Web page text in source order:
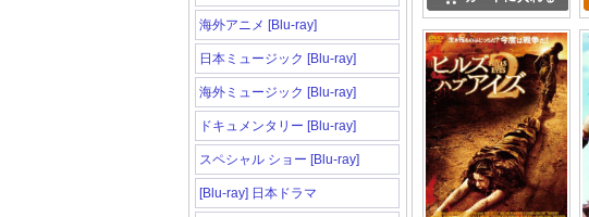
海外アニメ [Blu-ray]
日本ミュージック [Blu-ray]
海外ミュージック [Blu-ray]
ドキュメンタリー [Blu-ray]
スペシャル ショー [Blu-ray]
[Blu-ray] 日本ドラマ